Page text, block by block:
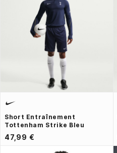
Short Entraînement
Tottenham Strike Bleu
47,99 €